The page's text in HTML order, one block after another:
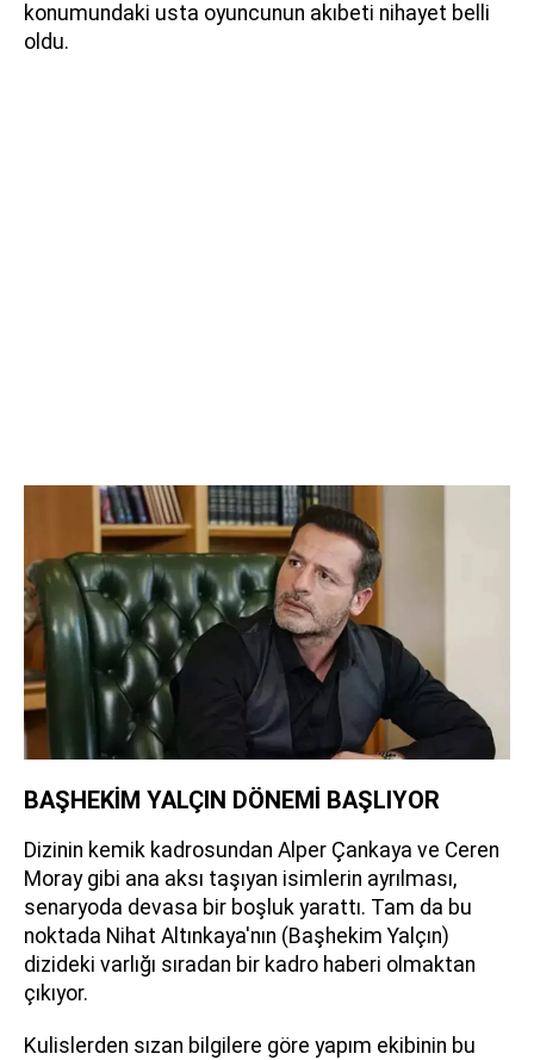
konumundaki usta oyuncunun akıbeti nihayet belli
oldu.
BAŞHEKİM YALÇIN DÖNEMİ BAŞLIYOR
Dizinin kemik kadrosundan Alper Çankaya ve Ceren
Moray gibi ana aksı taşıyan isimlerin ayrılması,
senaryoda devasa bir boşluk yarattı. Tam da bu
noktada Nihat Altınkaya'nın (Başhekim Yalçın)
dizideki varlığı sıradan bir kadro haberi olmaktan
çıkıyor.
Kulislerden sızan bilgilere göre yapım ekibinin bu